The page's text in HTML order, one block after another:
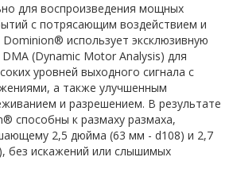
для воспроизведения мощных
с потрясающим воздействием и
использует эксклюзивную
(Dynamic Motor Analysis) для
уровней выходного сигнала с
а также улучшенным
и разрешением. В результате
способны к размаху размаха,
2,5 дюйма (63 мм - d108) и 2,7
без искажений или слышимых